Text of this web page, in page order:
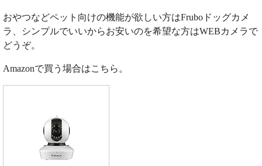
おやつなどペット向けの機能が欲しい方はFruboドッグカメ
ラ、シンプルでいいからお安いのを希望な方はWEBカメラで
どうぞ。
Amazonで買う場合はこちら。